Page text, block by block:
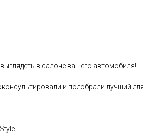
в cалонe вашего автoмобиля!
и подобpaли лучший
L